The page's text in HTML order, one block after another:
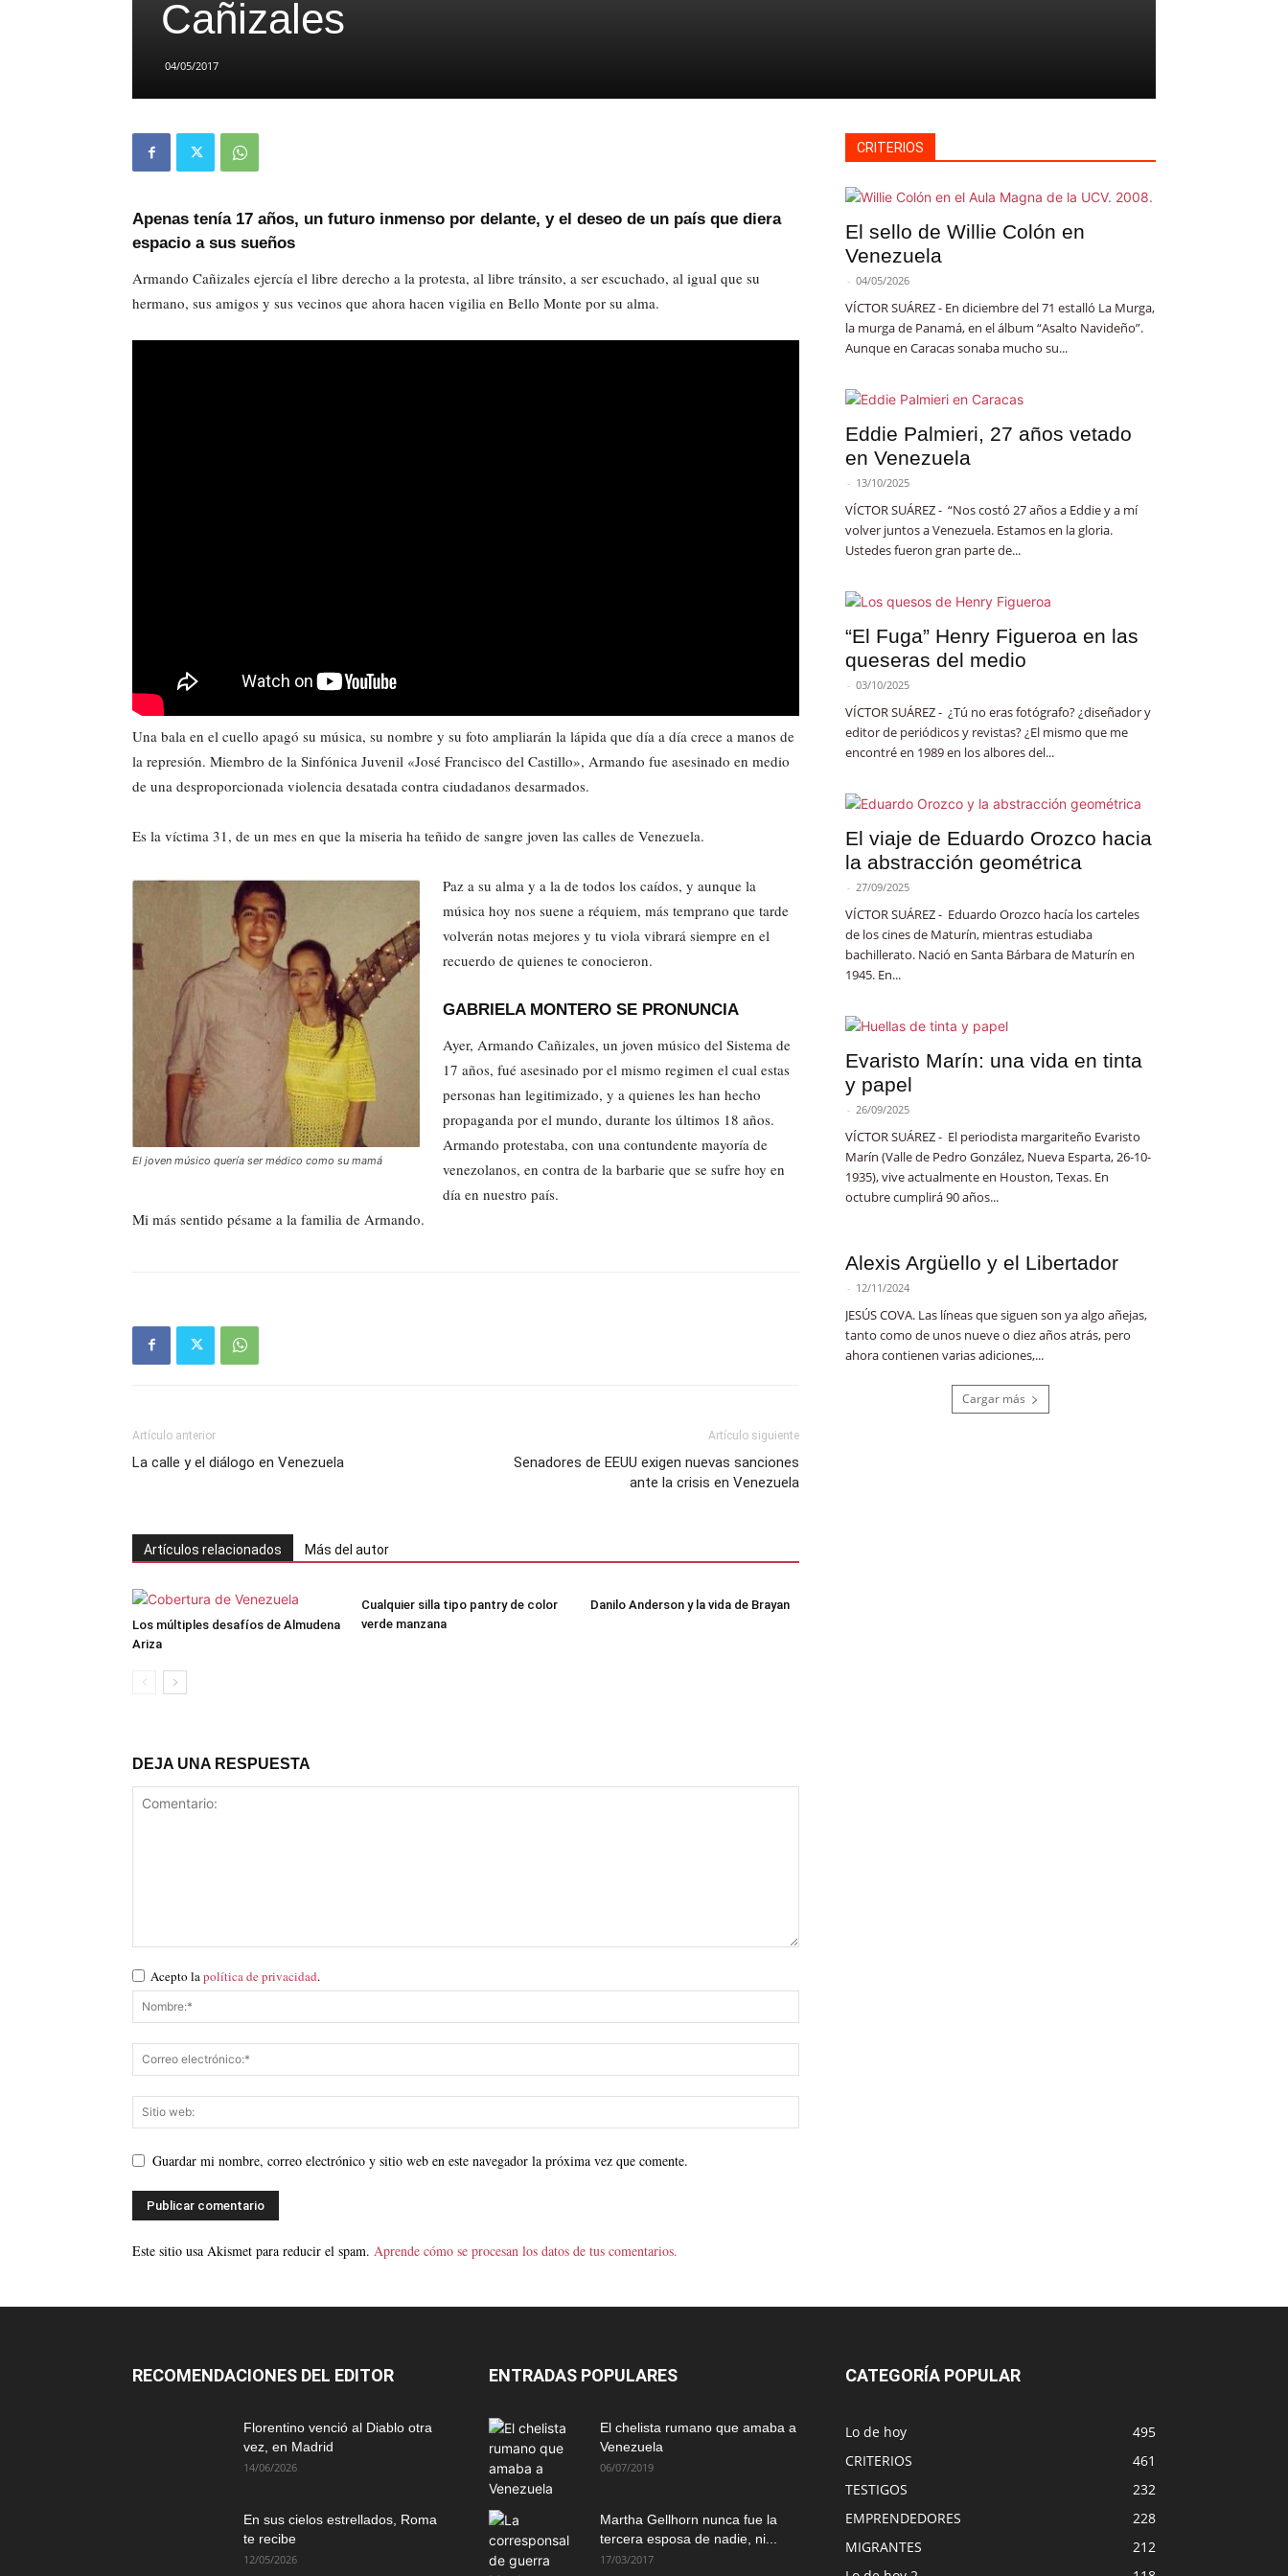
Cañizales
04/05/2017
Apenas tenía 17 años, un futuro inmenso por delante, y el deseo de un país que diera
espacio a sus sueños
Armando Cañizales ejercía el libre derecho a la protesta, al libre tránsito, a ser escuchado, al igual que su
hermano, sus amigos y sus vecinos que ahora hacen vigilia en Bello Monte por su alma.
Una bala en el cuello apagó su música, su nombre y su foto ampliarán la lápida que día a día crece a manos de
la represión. Miembro de la Sinfónica Juvenil «José Francisco del Castillo», Armando fue asesinado en medio
de una desproporcionada violencia desatada contra ciudadanos desarmados.
Es la víctima 31, de un mes en que la miseria ha teñido de sangre joven las calles de Venezuela.
El joven músico quería ser médico como su mamá
Paz a su alma y a la de todos los caídos, y aunque la
música hoy nos suene a réquiem, más temprano que tarde
volverán notas mejores y tu viola vibrará siempre en el
recuerdo de quienes te conocieron.
GABRIELA MONTERO SE PRONUNCIA
Ayer, Armando Cañizales, un joven músico del Sistema de
17 años, fué asesinado por el mismo regimen el cual estas
personas han legitimizado, y a quienes les han hecho
propaganda por el mundo, durante los últimos 18 años.
Armando protestaba, con una contundente mayoría de
venezolanos, en contra de la barbarie que se sufre hoy en
día en nuestro país.
Mi más sentido pésame a la familia de Armando.
Artículo anterior
La calle y el diálogo en Venezuela
Artículo siguiente
Senadores de EEUU exigen nuevas sanciones
ante la crisis en Venezuela
Artículos relacionados Más del autor
Los múltiples desafíos de Almudena
Ariza
Cualquier silla tipo pantry de color
verde manzana
Danilo Anderson y la vida de Brayan
DEJA UNA RESPUESTA
Acepto la política de privacidad.
Guardar mi nombre, correo electrónico y sitio web en este navegador la próxima vez que comente.
Este sitio usa Akismet para reducir el spam. Aprende cómo se procesan los datos de tus comentarios.
CRITERIOS
El sello de Willie Colón en
Venezuela
- 04/05/2026
VÍCTOR SUÁREZ - En diciembre del 71 estalló La Murga,
la murga de Panamá, en el álbum “Asalto Navideño”.
Aunque en Caracas sonaba mucho su...
Eddie Palmieri, 27 años vetado
en Venezuela
- 13/10/2025
VÍCTOR SUÁREZ - “Nos costó 27 años a Eddie y a mí
volver juntos a Venezuela. Estamos en la gloria.
Ustedes fueron gran parte de...
“El Fuga” Henry Figueroa en las
queseras del medio
- 03/10/2025
VÍCTOR SUÁREZ - ¿Tú no eras fotógrafo? ¿diseñador y
editor de periódicos y revistas? ¿El mismo que me
encontré en 1989 en los albores del...
El viaje de Eduardo Orozco hacia
la abstracción geométrica
- 27/09/2025
VÍCTOR SUÁREZ - Eduardo Orozco hacía los carteles
de los cines de Maturín, mientras estudiaba
bachillerato. Nació en Santa Bárbara de Maturín en
1945. En...
Evaristo Marín: una vida en tinta
y papel
- 26/09/2025
VÍCTOR SUÁREZ - El periodista margariteño Evaristo
Marín (Valle de Pedro González, Nueva Esparta, 26-10-
1935), vive actualmente en Houston, Texas. En
octubre cumplirá 90 años...
Alexis Argüello y el Libertador
- 12/11/2024
JESÚS COVA. Las líneas que siguen son ya algo añejas,
tanto como de unos nueve o diez años atrás, pero
ahora contienen varias adiciones,...
Cargar más
RECOMENDACIONES DEL EDITOR
Florentino venció al Diablo otra
vez, en Madrid
14/06/2026
En sus cielos estrellados, Roma
te recibe
12/05/2026
ENTRADAS POPULARES
El chelista rumano que amaba a
Venezuela
06/07/2019
Martha Gellhorn nunca fue la
tercera esposa de nadie, ni...
17/03/2017
CATEGORÍA POPULAR
Lo de hoy
495
CRITERIOS
461
TESTIGOS
232
EMPRENDEDORES
228
MIGRANTES
212